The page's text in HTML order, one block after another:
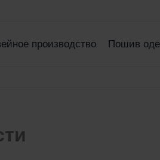
производство Пошив